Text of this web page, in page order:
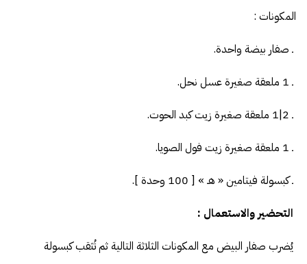
المكونات :
ـ صفار بيضة واحدة.
ـ 1 ملعقة صغيرة عسل نحل.
ـ 2|1 ملعقة صغيرة زيت كبد الحوت.
ـ 1 ملعقة صغيرة زيت فول الصويا.
ـ كبسولة فيتامين « هـ » [ 100 وحدة ].
التحضير والاستعمال :
يُضرب صفار البيض مع المكونات الثلاثة التالية ثم تُثقب كبسولة